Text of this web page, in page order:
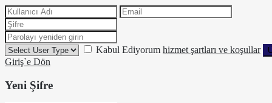
Kabul Ediyorum hizmet şartları ve koşullar
Giriş`e Dön
Yeni Şifre